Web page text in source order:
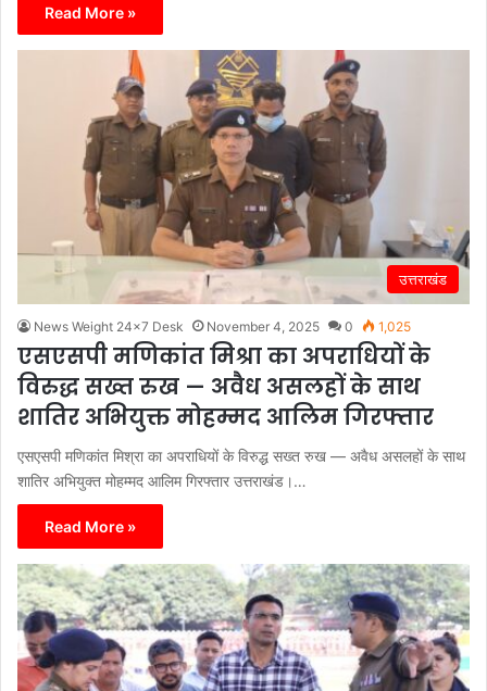
Read More »
उत्तराखंड
News Weight 24x7 Desk November 4, 2025 0 1,025
एसएसपी मणिकांत मिश्रा का अपराधियों के
विरुद्ध सख्त रुख — अवैध असलहों के साथ
शातिर अभियुक्त मोहम्मद आलिम गिरफ्तार
एसएसपी मणिकांत मिश्रा का अपराधियों के विरुद्ध सख्त रुख — अवैध असलहों के साथ
शातिर अभियुक्त मोहम्मद आलिम गिरफ्तार उत्तराखंड।…
Read More »